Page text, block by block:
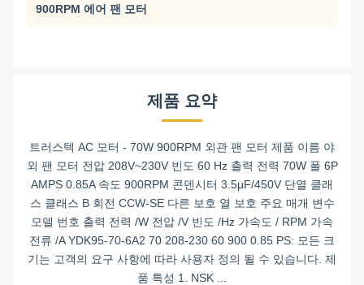
900RPM 에어 팬 모터
제품 요약
트러스텍 AC 모터 - 70W 900RPM 외관 팬 모터 제품 이름 야
외 팬 모터 전압 208V~230V 빈도 60 Hz 출력 전력 70W 폴 6P
AMPS 0.85A 속도 900RPM 콘덴시터 3.5μF/450V 단열 클래
스 클래스 B 회전 CCW-SE 다른 보호 열 보호 주요 매개 변수
모델 번호 출력 전력 /W 전압 /V 빈도 /Hz 가속도 / RPM 가속
전류 /A YDK95-70-6A2 70 208-230 60 900 0.85 PS: 모든 크
기는 고객의 요구 사항에 따라 사용자 정의 될 수 있습니다. 제
품 특성 1. NSK ...